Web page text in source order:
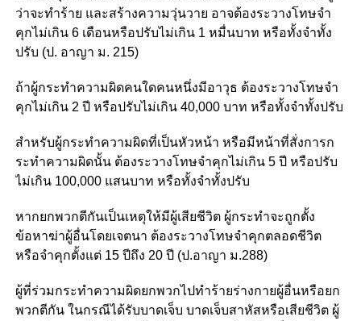
ว่าจะทำร้าย และสร้างความวุ่นวาย อาจต้องระวางโทษจำ
คุกไม่เกิน 6 เดือนหรือปรับไม่เกิน 1 หมื่นบาท หรือทั้งจำทั้ง
ปรับ (ป. อาญา ม. 215)
ถ้าผู้กระทำความผิดคนใดคนหนึ่งมีอาวุธ ต้องระวางโทษจำ
คุกไม่เกิน 2 ปี หรือปรับไม่เกิน 40,000 บาท หรือทั้งจำทั้งปรับ
สำหรับผู้กระทำความผิดที่เป็นหัวหน้า หรือมีหน้าที่สั่งการก
ระทำความผิดนั้น ต้องระวางโทษจำคุกไม่เกิน 5 ปี หรือปรับ
ไม่เกิน 100,000 แสนบาท หรือทั้งจำทั้งปรับ
หากยกพวกตีกันเป็นเหตุให้มีผู้เสียชีวิต ผู้กระทำจะถูกตั้ง
ข้อหาฆ่าผู้อื่นโดยเจตนา ต้องระวางโทษจำคุกตลอดชีวิต
หรือจำคุกตั้งแต่ 15 ปีถึง 20 ปี (ป.อาญา ม.288)
ผู้ที่ร่วมกระทำความผิดยกพวกไปทำร้ายร่างกายผู้อื่นหรือยก
พวกตีกัน ในกรณีได้รับบาดเจ็บ บาดเจ็บสาหัสหรือเสียชีวิต ผู้